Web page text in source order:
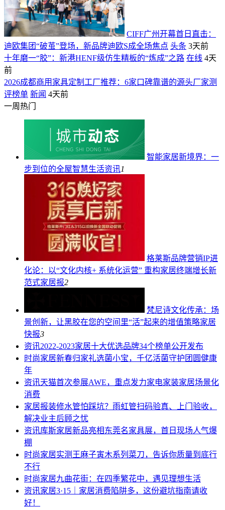
CIFF广州开幕首日直击：
迪欧集团“破茧”登场，新品牌迪欧S成全场焦点 头条 3天前
十年磨一“胶”：新港HENF级仿生精板的“炼成”之路 在线 4天
前
2026成都商用家具定制工厂推荐：6家口碑靠谱的源头厂家测
评榜单 新闻 4天前
一周热门
智能家居新境界：一
步到位的全屋智慧生活资讯1
格莱斯品牌营销IP进
化论：以“文化内核+ 系统化运营” 重构家居终端增长新
范式家居报2
梵尼诗文化传承：场
景创新，让黑胶在您的空间里“活”起来的增值策略家居
快报3
资讯2022-2023家居十大优选品牌34个榜单公开发布
时尚家居新春归家礼选菌小宝，千亿活菌守护团圆健康
年
资讯天猫首次参展AWE，重点发力家电家装家居场景化
消费
家居报装修水管怕踩坑？雨虹管扫码验真、上门验收，
解决业主后顾之忧
资讯库斯家居新品亮相东莞名家具展，首日现场人气爆
棚
时尚家居实测王麻子寅木系列菜刀，告诉你质量到底行
不行
时尚家居九曲花街：在四季繁花中，遇见理想生活
资讯家居3·15｜家居消费陷阱多，这份避坑指南请收
好！